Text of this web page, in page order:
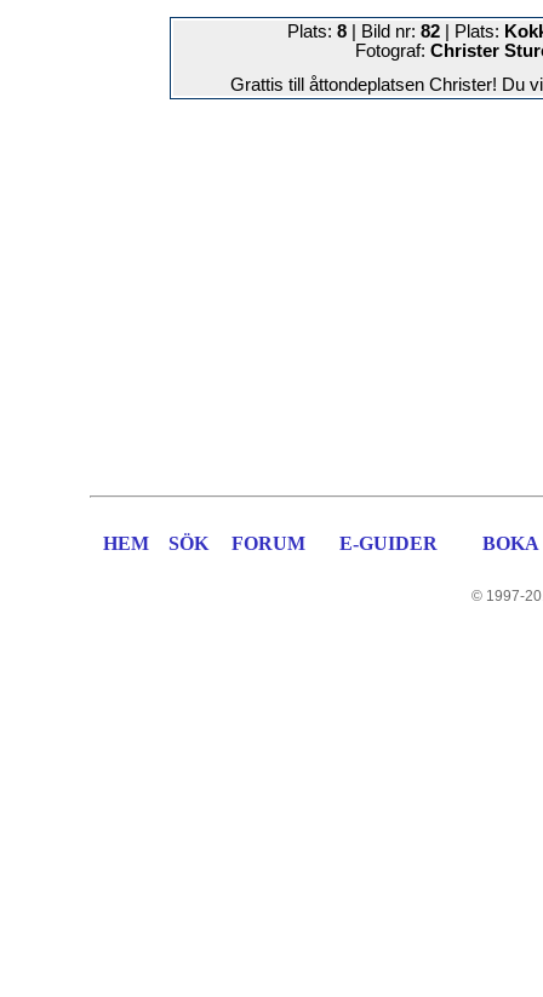
Plats: 8 | Bild nr: 82 | Plats:
Fotograf: Christer
Grattis till åttondeplatsen Christer! Du
HEM SÖK FORUM E-GUIDER
© 1997-